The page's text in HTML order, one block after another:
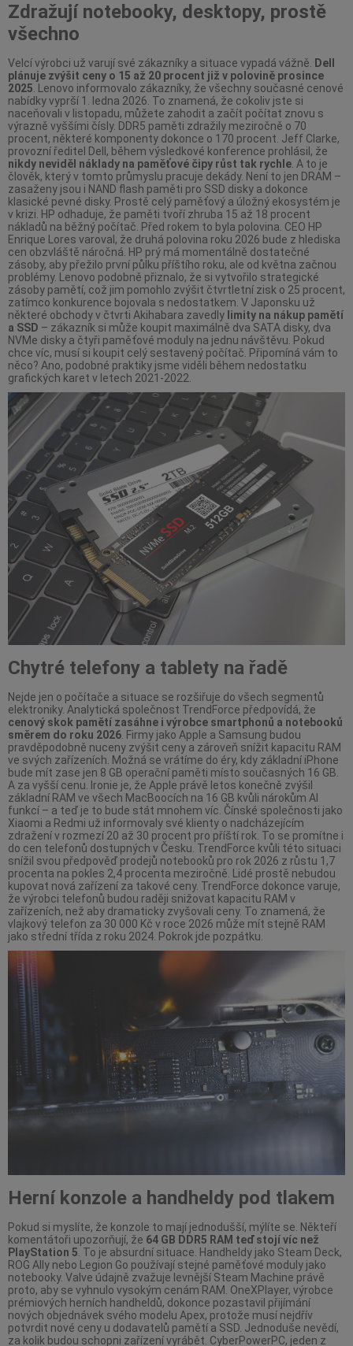
Zdražují notebooky, desktopy, prostě
všechno
Velcí výrobci už varují své zákazníky a situace vypadá vážně. Dell
plánuje zvýšit ceny o 15 až 20 procent již v polovině prosince
2025. Lenovo informovalo zákazníky, že všechny současné cenové
nabídky vyprší 1. ledna 2026. To znamená, že cokoliv jste si
naceňovali v listopadu, můžete zahodit a začít počítat znovu s
výrazně vyššími čísly. DDR5 paměti zdražily meziročně o 70
procent, některé komponenty dokonce o 170 procent. Jeff Clarke,
provozní ředitel Dell, během výsledkové konference prohlásil, že
nikdy neviděl náklady na paměťové čipy růst tak rychle. A to je
člověk, který v tomto průmyslu pracuje dekády. Není to jen DRAM –
zasaženy jsou i NAND flash paměti pro SSD disky a dokonce
klasické pevné disky. Prostě celý paměťový a úložný ekosystém je
v krizi. HP odhaduje, že paměti tvoří zhruba 15 až 18 procent
nákladů na běžný počítač. Před rokem to byla polovina. CEO HP
Enrique Lores varoval, že druhá polovina roku 2026 bude z hlediska
cen obzvláště náročná. HP prý má momentálně dostatečné
zásoby, aby přežilo první půlku příštího roku, ale od května začnou
problémy. Lenovo podobně přiznalo, že si vytvořilo strategické
zásoby pamětí, což jim pomohlo zvýšit čtvrtletní zisk o 25 procent,
zatímco konkurence bojovala s nedostatkem. V Japonsku už
některé obchody v čtvrti Akihabara zavedly limity na nákup pamětí
a SSD – zákazník si může koupit maximálně dva SATA disky, dva
NVMe disky a čtyři paměťové moduly na jednu návštěvu. Pokud
chce víc, musí si koupit celý sestavený počítač. Připomíná vám to
něco? Ano, podobné praktiky jsme viděli během nedostatku
grafických karet v letech 2021-2022.
Chytré telefony a tablety na řadě
Nejde jen o počítače a situace se rozšiřuje do všech segmentů
elektroniky. Analytická společnost TrendForce předpovídá, že
cenový skok pamětí zasáhne i výrobce smartphonů a notebooků
směrem do roku 2026. Firmy jako Apple a Samsung budou
pravděpodobně nuceny zvýšit ceny a zároveň snížit kapacitu RAM
ve svých zařízeních. Možná se vrátíme do éry, kdy základní iPhone
bude mít zase jen 8 GB operační paměti místo současných 16 GB.
A za vyšší cenu. Ironie je, že Apple právě letos konečně zvýšil
základní RAM ve všech MacBoocích na 16 GB kvůli nárokům AI
funkcí – a teď je to bude stát mnohem víc. Čínské společnosti jako
Xiaomi a Redmi už informovaly své klienty o nadcházejícím
zdražení v rozmezí 20 až 30 procent pro příští rok. To se promítne i
do cen telefonů dostupných v Česku. TrendForce kvůli této situaci
snížil svou předpověď prodejů notebooků pro rok 2026 z růstu 1,7
procenta na pokles 2,4 procenta meziročně. Lidé prostě nebudou
kupovat nová zařízení za takové ceny. TrendForce dokonce varuje,
že výrobci telefonů budou raději snižovat kapacitu RAM v
zařízeních, než aby dramaticky zvyšovali ceny. To znamená, že
vlajkový telefon za 30 000 Kč v roce 2026 může mít stejně RAM
jako střední třída z roku 2024. Pokrok jde pozpátku.
Herní konzole a handheldy pod tlakem
Pokud si myslíte, že konzole to mají jednodušší, mýlíte se. Někteří
komentátoři upozorňují, že 64 GB DDR5 RAM teď stojí víc než
PlayStation 5 . To je absurdní situace. Handheldy jako Steam Deck,
ROG Ally nebo Legion Go používají stejné paměťové moduly jako
notebooky. Valve údajně zvažuje levnější Steam Machine právě
proto, aby se vyhnulo vysokým cenám RAM. OneXPlayer, výrobce
prémiových herních handheldů, dokonce pozastavil přijímání
nových objednávek svého modelu Apex, protože musí nejdřív
potvrdit nové ceny u dodavatelů pamětí a SSD. Jednoduše nevědí,
za kolik budou schopni zařízení vyrábět. CyberPowerPC, jeden z